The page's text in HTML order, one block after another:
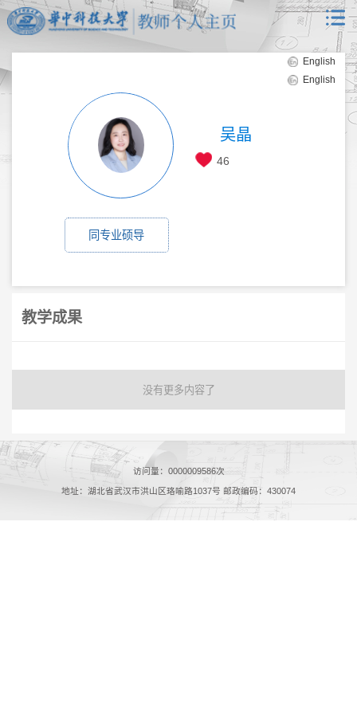
English
English
吴晶
46
同专业硕导
教学成果
没有更多内容了
访问量： 0000009586次
地址：湖北省武汉市洪山区珞喻路1037号 邮政编码：430074